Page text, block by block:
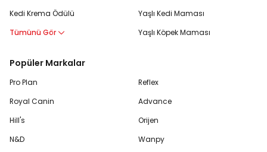
Kedi Krema Ödülü
Tümünü Gör
Yaşlı Kedi Maması
Yaşlı Köpek Maması
Popüler Markalar
Pro Plan
Royal Canin
Hill's
N&D
Reflex
Advance
Orijen
Wanpy